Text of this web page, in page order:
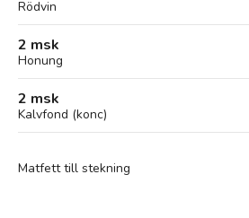
Rödvin
2 msk
Honung
2 msk
Kalvfond (konc)
Matfett till stekning